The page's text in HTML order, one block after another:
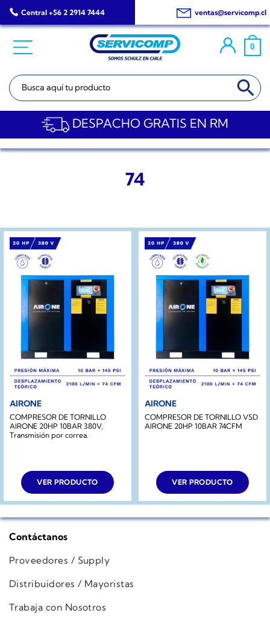
Saltar
al
Central +56 2 2914 7444 ventas@servicomp.cl
0
Buscar: BOTÓN DE
DESPACHO GRATIS EN RM
74
AIRONE
COMPRESOR DE TORNILLO
AIRONE 20HP 10BAR 380V,
Transmisión por correa.
VER PRODUCTO
AIRONE
COMPRESOR DE TORNILLO VSD
AIRONE 20HP 10BAR 74CFM
VER PRODUCTO
Contáctanos
Proveedores / Supply
Distribuidores / Mayoristas
Trabaja con Nosotros